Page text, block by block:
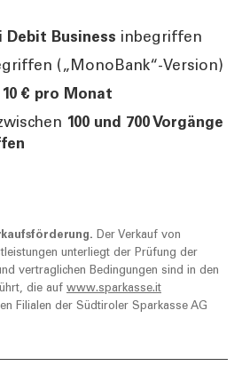
Debit Business inbegriffen
(„MonoBank“-Version)
10 € pro Monat
100 und 700 Vorgänge
Der Verkauf von
unterliegt der Prüfung der
vertraglichen Bedingungen sind in den
die auf www.sparkasse.it
Filialen der Südtiroler Sparkasse AG